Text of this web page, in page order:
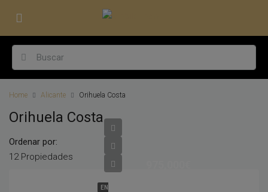
Home Alicante Orihuela Costa
Orihuela Costa
12 Propiedades
Ordenar por:
EN